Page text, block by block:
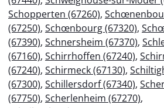
Schopperten (67260),
(67250), Schœnbourg (67320),
(67390), Schnersheim (67370),
(67160), Schirrhoffen (67240),
(67240), Schirmeck (67130),
(67300), Schillersdorf (67340),
(67750), Scherlenheim (67270),